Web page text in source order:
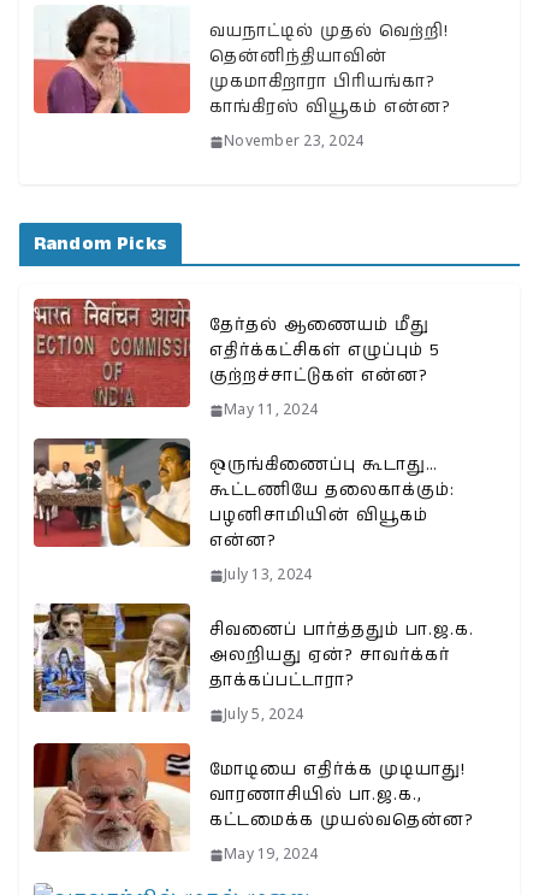
வயநாட்டில் முதல் வெற்றி!
தென்னிந்தியாவின்
முகமாகிறாரா பிரியங்கா?
காங்கிரஸ் வியூகம் என்ன?
November 23, 2024
Random Picks
தேர்தல் ஆணையம் மீது
எதிர்க்கட்சிகள் எழுப்பும் 5
குற்றச்சாட்டுகள் என்ன?
May 11, 2024
ஒருங்கிணைப்பு கூடாது…
கூட்டணியே தலைகாக்கும்:
பழனிசாமியின் வியூகம்
என்ன?
July 13, 2024
சிவனைப் பார்த்ததும் பா.ஜ.க.
அலறியது ஏன்? சாவர்க்கர்
தாக்கப்பட்டாரா?
July 5, 2024
மோடியை எதிர்க்க முடியாது!
வாரணாசியில் பா.ஜ.க.,
கட்டமைக்க முயல்வதென்ன?
May 19, 2024